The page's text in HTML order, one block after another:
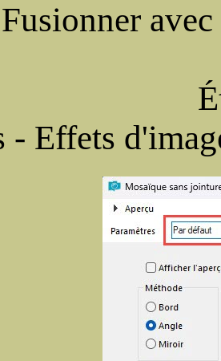
Fusionner
- Effets